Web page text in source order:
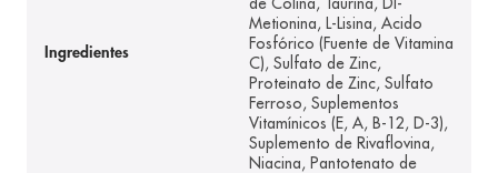
Ingredientes
Metionina, L-Lisina, Acido
Fosfórico (Fuente de Vitamina
C), Sulfato de Zinc,
Proteinato de Zinc, Sulfato
Ferroso, Suplementos
Vitamínicos (E, A, B-12, D-3),
Suplemento de Rivaflovina,
Niacina, Pantotenato de